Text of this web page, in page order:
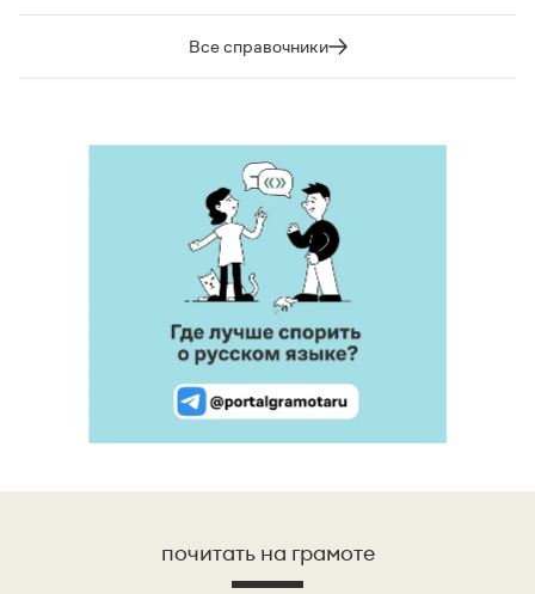
Все справочники
почитать на грамоте